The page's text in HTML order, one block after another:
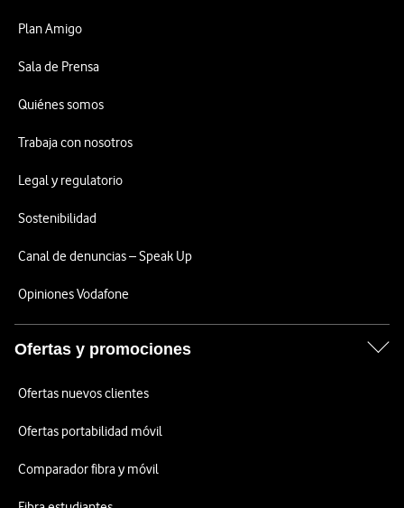
Plan Amigo
Sala de Prensa
Quiénes somos
Trabaja con nosotros
Legal y regulatorio
Sostenibilidad
Canal de denuncias – Speak Up
Opiniones Vodafone
Ofertas y promociones
Ofertas nuevos clientes
Ofertas portabilidad móvil
Comparador fibra y móvil